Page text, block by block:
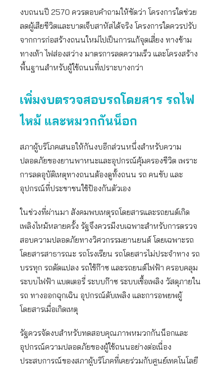
งบถนนปี 2570 ควรตอบคำถามให้ชัดว่า โครงการใดช่วย
ลดผู้เสียชีวิตและบาดเจ็บสาหัสได้จริง โครงการใดควรปรับ
จากการก่อสร้างถนนใหม่ไปเป็นการแก้จุดเสี่ยง ทางข้าม
ทางเท้า ไฟส่องสว่าง มาตรการลดความเร็ว และโครงสร้าง
พื้นฐานสำหรับผู้ใช้ถนนที่เปราะบางกว่า
เพิ่มงบตรวจสอบรถโดยสาร รถไฟ
ไหม้ และหมวกกันน็อก
สภาผู้บริโภคเสนอให้กันงบอีกส่วนหนึ่งสำหรับความ
ปลอดภัยของยานพาหนะและอุปกรณ์คุ้มครองชีวิต เพราะ
การลดอุบัติเหตุทางถนนต้องดูทั้งถนน รถ คนขับ และ
อุปกรณ์ที่ประชาชนใช้ป้องกันตัวเอง
ในช่วงที่ผ่านมา สังคมพบเหตุรถโดยสารและรถยนต์เกิด
เพลิงไหม้หลายครั้ง รัฐจึงควรมีงบเฉพาะสำหรับการตรวจ
สอบความปลอดภัยทางวิศวกรรมยานยนต์ โดยเฉพาะรถ
โดยสารสาธารณะ รถโรงเรียน รถโดยสารไม่ประจำทาง รถ
บรรทุก รถดัดแปลง รถใช้ก๊าซ และรถยนต์ไฟฟ้า ครอบคลุม
ระบบไฟฟ้า แบตเตอรี่ ระบบก๊าซ ระบบเชื้อเพลิง วัสดุภายใน
รถ ทางออกฉุกเฉิน อุปกรณ์ดับเพลิง และการอพยพผู้
โดยสารเมื่อเกิดเหตุ
รัฐควรจัดงบสำหรับทดสอบคุณภาพหมวกกันน็อกและ
อุปกรณ์ความปลอดภัยของผู้ใช้ถนนอย่างต่อเนื่อง
ประสบการณ์ของสภาผู้บริโภคที่เคยร่วมกับศูนย์เทคโนโลยี